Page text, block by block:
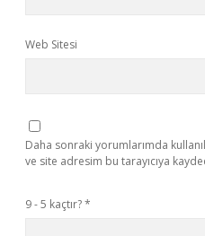
Web Sitesi
Daha sonraki yorumlarımda
ve site adresim bu tarayıcıya
9 - 5 kaçtır?*